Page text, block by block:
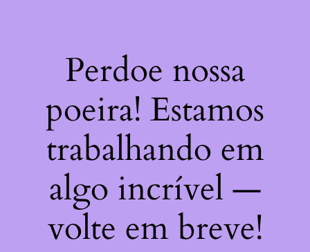
Perdoe nossa
poeira! Estamos
trabalhando em
algo incrível —
volte em breve!